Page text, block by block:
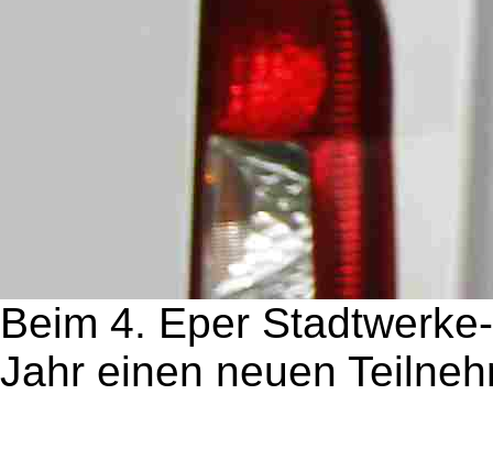
Beim 4. Eper
Jahr einen neuen